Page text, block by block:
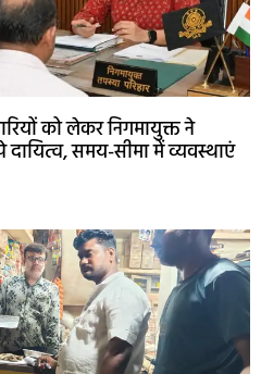
को लेकर निगमायुक्त ने
दायित्व, समय-सीमा में व्यवस्थाएं